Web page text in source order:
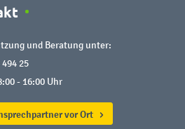
und Beratung unter:
25
- 16:00 Uhr
vor Ort